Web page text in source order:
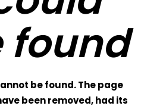
found
be found. The page
been removed, had its